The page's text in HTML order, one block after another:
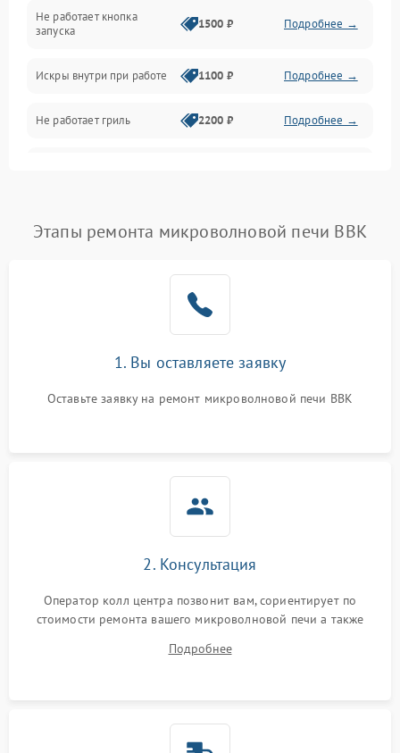
Нагрев и приготовление
Программное обеспечение
Не работает кнопка
запуска
1500 ₽ Подробнее →
Искры внутри при работе 1100 ₽ Подробнее →
Не работает гриль 2200 ₽ Подробнее →
Появление запаха гари Подробнее →
2200 ₽
Не работают сенсорные
1000 ₽
Этапы ремонта микроволновой печи BBK
1. Вы оставляете заявку
Оставьте заявку на ремонт микроволновой печи BBK
2. Консультация
Оператор колл центра позвонит вам, сориентирует по
стоимости ремонта вашего микроволновой печи а также
Подробнее